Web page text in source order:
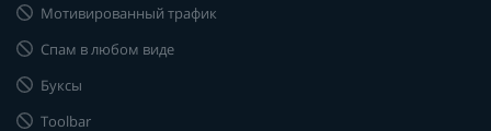
Мотивированный трафик
Спам в любом виде
Буксы
Toolbar